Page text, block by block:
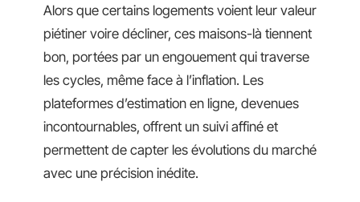
Alors que certains logements voient leur valeur
piétiner voire décliner, ces maisons-là tiennent
bon, portées par un engouement qui traverse
les cycles, même face à l’inflation. Les
plateformes d’estimation en ligne, devenues
incontournables, offrent un suivi affiné et
permettent de capter les évolutions du marché
avec une précision inédite.